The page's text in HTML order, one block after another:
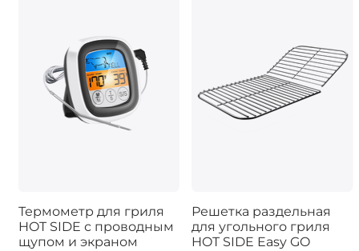
Термометр для гриля
HOT SIDE с проводным
щупом и экраном
Решетка раздельная
для угольного гриля
HOT SIDE Easy GO